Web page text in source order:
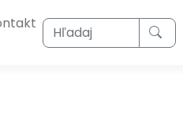
Hľadaj